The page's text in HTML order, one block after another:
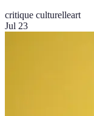
critique culturelleart
Jul 23